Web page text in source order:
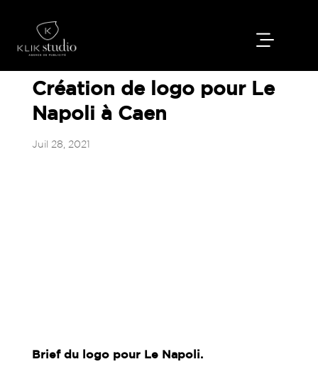
Création de logo pour Le
Napoli à Caen
Juil 28, 2021
Brief du logo pour Le Napoli.